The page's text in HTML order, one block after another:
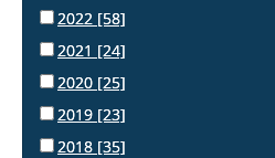
2022 [58]
2021 [24]
2020 [25]
2019 [23]
2018 [35]